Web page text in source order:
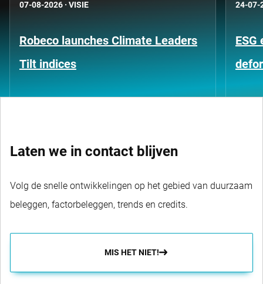
07-08-2026 · VISIE
Robeco launches Climate Leaders
Tilt indices
24-07-
Laten we in contact blijven
Volg de snelle ontwikkelingen op het gebied van duurzaam
beleggen, factorbeleggen, trends en credits.
MIS HET NIET!